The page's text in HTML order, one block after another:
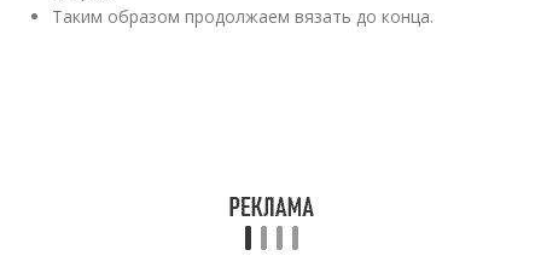
Таким образом продолжаем вязать до конца.